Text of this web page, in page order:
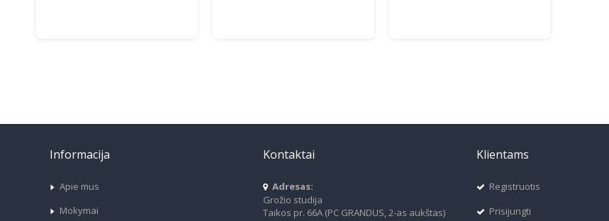
Informacija
Apie mus
Mokymai
Kontaktai
Adresas:
Grožio studija
Taikos pr. 66A (PC GRANDUS, 2-as aukštas)
Klientams
Registruotis
Prisijungti